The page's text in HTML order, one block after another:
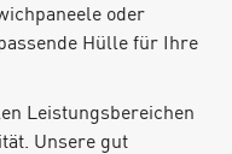
oder
Hülle für Ihre
Leistungsbereichen
Unsere gut